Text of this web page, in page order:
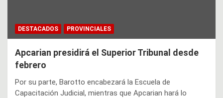
DESTACADOS PROVINCIALES
Apcarian presidirá el Superior Tribunal desde
febrero
Por su parte, Barotto encabezará la Escuela de
Capacitación Judicial, mientras que Apcarian hará lo